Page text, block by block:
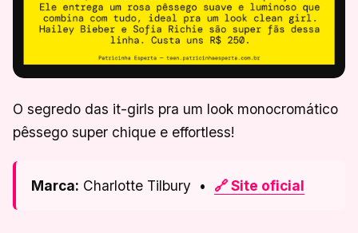
O segredo das it-girls pra um look monocromático
pêssego super chique e effortless!
Marca: Charlotte Tilbury • 🔗 Site oficial